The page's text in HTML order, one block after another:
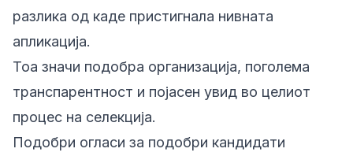
разлика од каде пристигнала нивната
апликација.
Тоа значи подобра организација, поголема
транспарентност и појасен увид во целиот
процес на селекција.
Подобри огласи за подобри кандидати